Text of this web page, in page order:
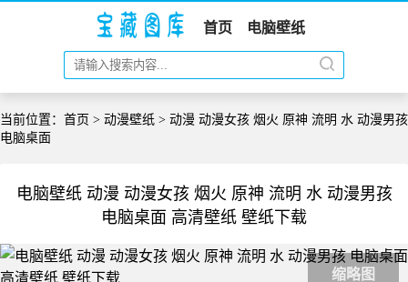
首页 电脑壁纸
当前位置： 首页 > 动漫壁纸 > 动漫 动漫女孩 烟火 原神 流明 水 动漫男孩
电脑桌面
电脑壁纸 动漫 动漫女孩 烟火 原神 流明 水 动漫男孩
电脑桌面 高清壁纸 壁纸下载
缩略图